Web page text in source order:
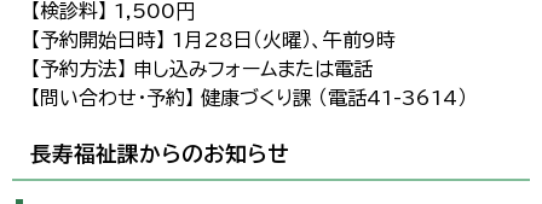
【検診料】 1,500円
【予約開始日時】 1月28日（火曜）、午前9時
【予約方法】 申し込みフォームまたは電話
【問い合わせ・予約】 健康づくり課 （電話41-3614）
長寿福祉課からのお知らせ